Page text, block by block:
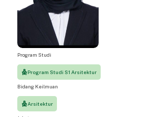
Program Studi
Program Studi S1 Arsitektur
Bidang Keilmuan
Arsitektur